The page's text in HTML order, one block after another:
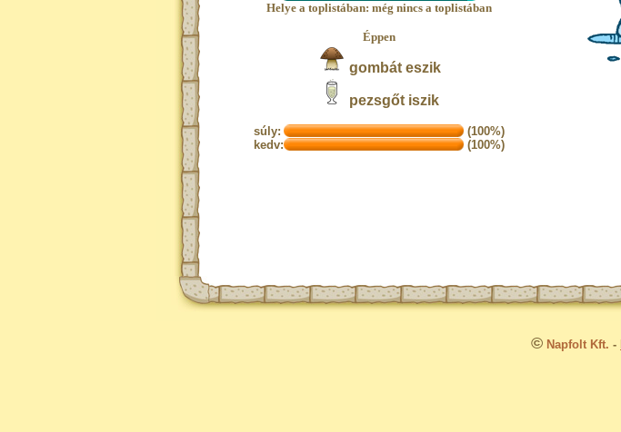
Helye a toplistában: még nincs a toplistában
Éppen
gombát eszik
pezsgőt iszik
súly:
(100%)
kedv:
(100%)
© Napfolt Kft. -